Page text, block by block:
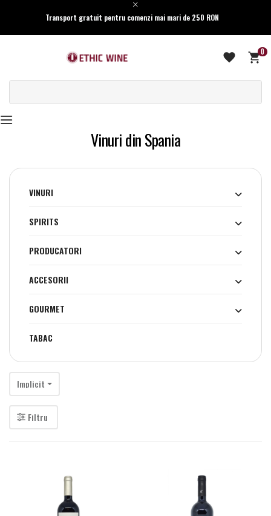
Transport gratuit pentru comenzi mai mari de 250 RON
0
Vinuri din Spania
VINURI
SPIRITS
PRODUCATORI
ACCESORII
GOURMET
TABAC
Implicit
Filtru